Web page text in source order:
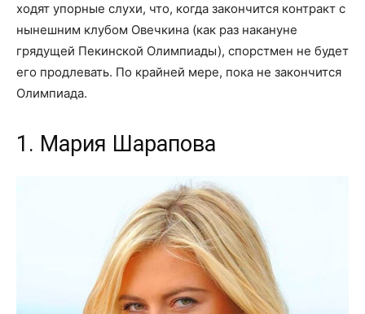
ходят упорные слухи, что, когда закончится контракт с
нынешним клубом Овечкина (как раз накануне
грядущей Пекинской Олимпиады), спорстмен не будет
его продлевать. По крайней мере, пока не закончится
Олимпиада.
1. Мария Шарапова